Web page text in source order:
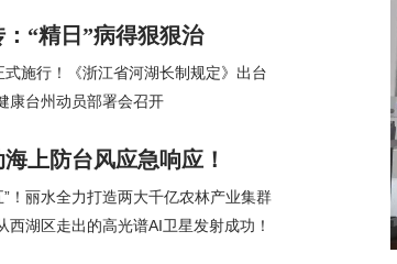
“精日”病得狠狠治
式施行！《浙江省河湖长制规定》出台
康台州动员部署会召开
上防台风应急响应！
”！丽水全力打造两大千亿农林产业集群
西湖区走出的高光谱AI卫星发射成功！